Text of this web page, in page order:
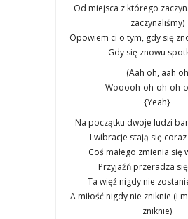
Od miej­sca z któ­re­go
zaczy­na­li­śmy)
Opo­wiem ci o tym, gdy się
Gdy się zno­wu
(Aah oh, aah oh
Wooooh-oh-oh-oh-
{Yeah}
Na począt­ku dwo­je ludzi
I wibra­cje sta­ją się
Coś małe­go zmie­nia się
Przy­jaźń prze­ra­dza
Ta więź nigdy nie
A miłość nigdy nie znik­nie (i
znik­nie)